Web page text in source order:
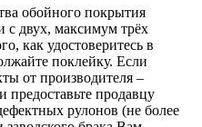
обойного покрытия
с двух, максимум трёх
как удостоверитесь в
поклейку. Если
от производителя –
предоставьте продавцу
рулонов (не более